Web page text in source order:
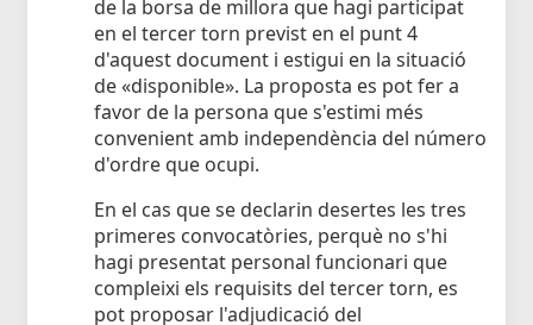
de la borsa de millora que hagi participat
en el tercer torn previst en el punt 4
d'aquest document i estigui en la situació
de «disponible». La proposta es pot fer a
favor de la persona que s'estimi més
convenient amb independència del número
d'ordre que ocupi.
En el cas que se declarin desertes les tres
primeres convocatòries, perquè no s'hi
hagi presentat personal funcionari que
compleixi els requisits del tercer torn, es
pot proposar l'adjudicació del